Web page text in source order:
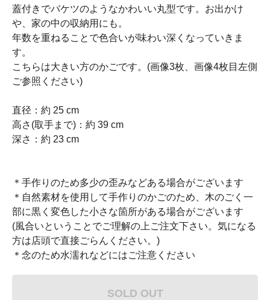
蓋付きでバケツのようなかわいい丸型です。お出かけ
や、家の中の収納用にも。
年数を重ねることで色合いが味わい深くなっていきま
す。
こちらは大きい方のかごです。(画像3枚、画像4枚目左側
ご参照ください)
直径：約 25 cm
高さ(取手まで)：約 39 cm
深さ：約 23 cm
＊手作りのため多少の歪みなどある場合がございます
＊自然素材を使用して手作りのかごのため、木のごく一
部に黒く変色した小さな箇所がある場合がございます
(風合いということでご理解の上ご注文下さい。気になる
方は店頭で直接ごらんください。)
＊念のため水濡れなどにはご注意ください
SOLD OUT